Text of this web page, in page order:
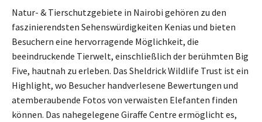
Natur- & Tierschutzgebiete in Nairobi gehören zu den
faszinierendsten Sehenswürdigkeiten Kenias und bieten
Besuchern eine hervorragende Möglichkeit, die
beeindruckende Tierwelt, einschließlich der berühmten Big
Five, hautnah zu erleben. Das Sheldrick Wildlife Trust ist ein
Highlight, wo Besucher handverlesene Bewertungen und
atemberaubende Fotos von verwaisten Elefanten finden
können. Das nahegelegene Giraffe Centre ermöglicht es,